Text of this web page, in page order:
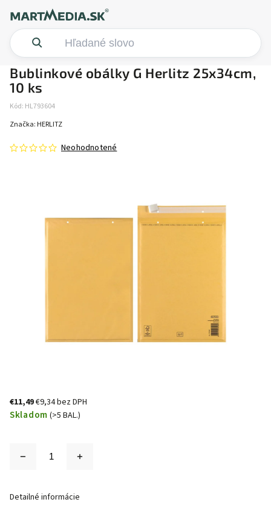
Bublinkové obálky G Herlitz 25x34cm,
10 ks
Kód: HL793604
Neohodnotené
Značka: HERLITZ
€11,49€9,34 bez DPH
Skladom (>5 BAL.)
Detailné informácie